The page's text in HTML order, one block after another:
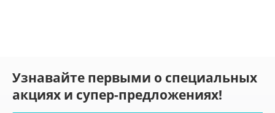
Узнавайте первыми о специальных
акциях и супер-предложениях!